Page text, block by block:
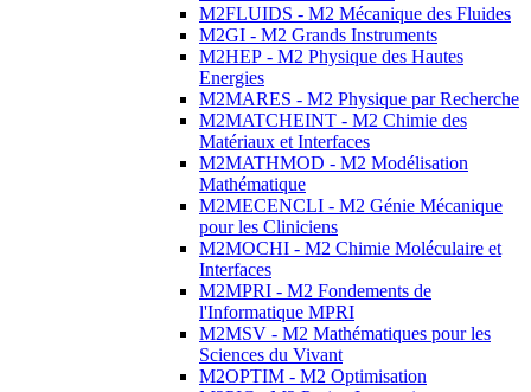
M2FLUIDS - M2 Mécanique des Fluides
M2GI - M2 Grands Instruments
M2HEP - M2 Physique des Hautes
Energies
M2MARES - M2 Physique par Recherche
M2MATCHEINT - M2 Chimie des
Matériaux et Interfaces
M2MATHMOD - M2 Modélisation
Mathématique
M2MECENCLI - M2 Génie Mécanique
pour les Cliniciens
M2MOCHI - M2 Chimie Moléculaire et
Interfaces
M2MPRI - M2 Fondements de
l'Informatique MPRI
M2MSV - M2 Mathématiques pour les
Sciences du Vivant
M2OPTIM - M2 Optimisation